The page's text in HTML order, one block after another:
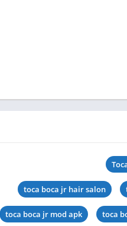
toca boca jr hair salon
toca
toca boca jr mod apk